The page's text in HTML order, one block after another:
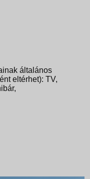
általános
eltérhet): TV,